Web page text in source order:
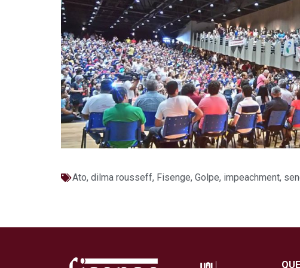
Ato, dilma rousseff, Fisenge, Golpe, impeachment,